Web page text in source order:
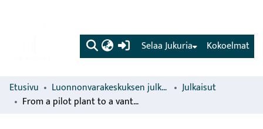
(current) Kokoelmat
Selaa Jukuria
Etusivu Luonnonvarakeskuksen julkaisut
Julkaisut
From a pilot plant to a vantage point to European organic production